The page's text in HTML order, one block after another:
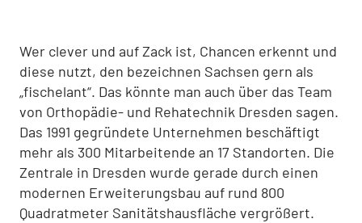
Wer clever und auf Zack ist, Chancen erkennt und
diese nutzt, den bezeichnen Sachsen gern als
„fischelant“. Das könnte man auch über das Team
von Orthopädie- und Rehatechnik Dresden sagen.
Das 1991 gegründete Unternehmen beschäftigt
mehr als 300 Mitarbeitende an 17 Standorten. Die
Zentrale in Dresden wurde gerade durch einen
modernen Erweiterungsbau auf rund 800
Quadratmeter Sanitätshausfläche vergrößert.